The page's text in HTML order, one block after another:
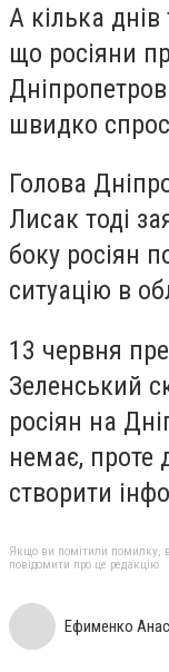
А кілька
що росіяни
швидко
Голова
Лисак тоді
боку росіян
ситуацію в
13 червня
Зеленський
росіян на
немає, проте
створити
Якщо ви помітили помилку,
повідомити про це редакцію
Ефименко